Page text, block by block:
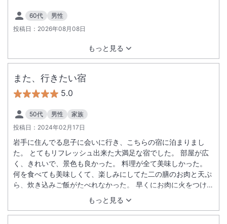
60代
男性
投稿日： 2026年08月08日
もっと見る
また、行きたい宿
5.0
50代 男性
家族
投稿日： 2024年02月17日
もっと見る
岩手に住んでる息子に会いに行き、こちらの宿に泊まりまし
た。 とてもリフレッシュ出来た大満足な宿でした。 部屋が広
く、きれいで、景色も良かった。 料理が全て美味しかった。
何を食べても美味しくて、楽しみにしてた二の膳のお肉と天ぷ
ら、炊き込みご飯がたべれなかった。 早くにお肉に火をつけて
もらうんだったと後悔。 残念だったのは、１８５ｃｍの主人は
寝具が小さくて足が出てしまい、寒くて何度も目が覚めてしま
った事。 露天風呂もとても気持ち良かった。 お湯の温度も丁